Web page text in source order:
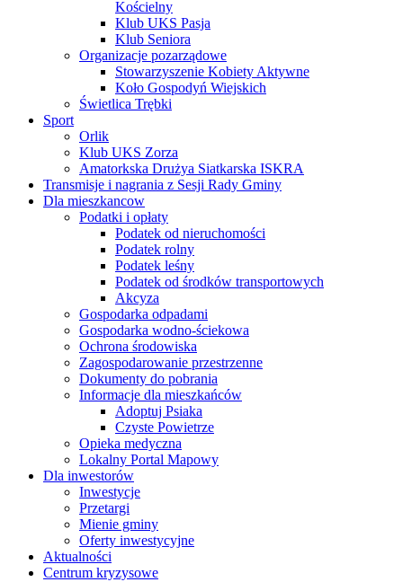
Kościelny
Klub UKS Pasja
Klub Seniora
Organizacje pozarządowe
Stowarzyszenie Kobiety Aktywne
Koło Gospodyń Wiejskich
Świetlica Trębki
Sport
Orlik
Klub UKS Zorza
Amatorkska Drużya Siatkarska ISKRA
Transmisje i nagrania z Sesji Rady Gminy
Dla mieszkancow
Podatki i opłaty
Podatek od nieruchomości
Podatek rolny
Podatek leśny
Podatek od środków transportowych
Akcyza
Gospodarka odpadami
Gospodarka wodno-ściekowa
Ochrona środowiska
Zagospodarowanie przestrzenne
Dokumenty do pobrania
Informacje dla mieszkańców
Adoptuj Psiaka
Czyste Powietrze
Opieka medyczna
Lokalny Portal Mapowy
Dla inwestorów
Inwestycje
Przetargi
Mienie gminy
Oferty inwestycyjne
Aktualności
Centrum kryzysowe